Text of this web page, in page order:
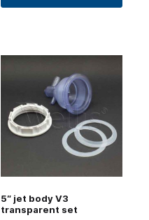
5″ jet body V3
transparent set